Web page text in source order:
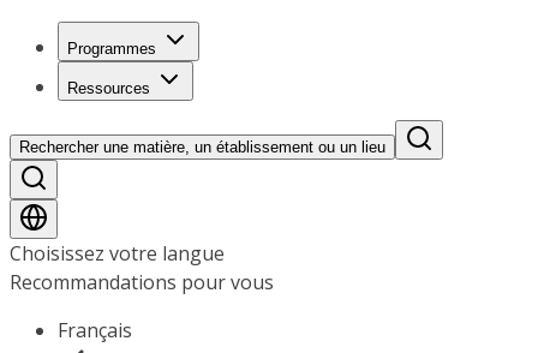
Programmes
Ressources
Rechercher une matière, un établissement ou un lieu
Choisissez votre langue
Recommandations pour vous
Français